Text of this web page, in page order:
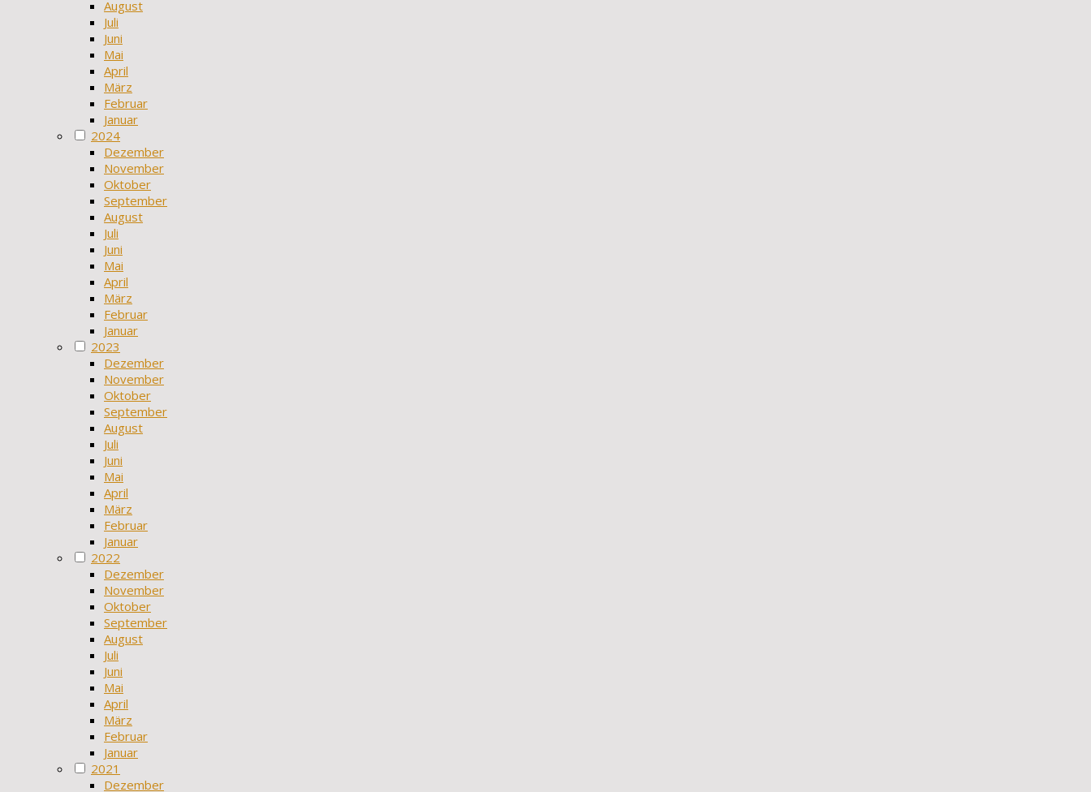
August
Juli
Juni
Mai
April
März
Februar
Januar
2024
Dezember
November
Oktober
September
August
Juli
Juni
Mai
April
März
Februar
Januar
2023
Dezember
November
Oktober
September
August
Juli
Juni
Mai
April
März
Februar
Januar
2022
Dezember
November
Oktober
September
August
Juli
Juni
Mai
April
März
Februar
Januar
2021
Dezember